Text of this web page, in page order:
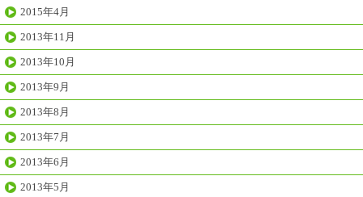
2015年4月
2013年11月
2013年10月
2013年9月
2013年8月
2013年7月
2013年6月
2013年5月